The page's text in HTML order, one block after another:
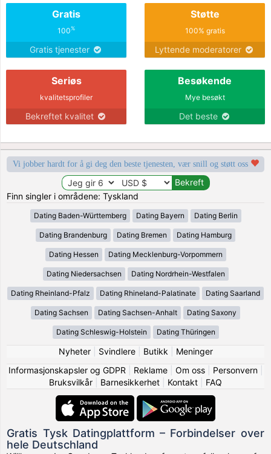
Gratis
100%
Gratis tjenester
Støtte
100% gratis
Lyttende moderatorer
Seriøs
kvalitetsprofiler
Bekreftet kvalitet
Besøkende
Mye besøkt
Det beste
Vi jobber hardt for å gi deg den beste tjenesten, vær snill og støtt oss
Finn singler i områdene: Tyskland
Dating Baden-Württemberg Dating Bayern Dating Berlin
Dating Brandenburg Dating Bremen Dating Hamburg
Dating Hessen Dating Mecklenburg-Vorpommern
Dating Niedersachsen Dating Nordrhein-Westfalen
Dating Rheinland-Pfalz Dating Rhineland-Palatinate Dating Saarland
Dating Sachsen Dating Sachsen-Anhalt Dating Saxony
Dating Schleswig-Holstein Dating Thüringen
Nyheter| Svindlere| Butikk
Meninger
Informasjonskapsler og GDPR
Reklame| Om oss| Personvern|
Bruksvilkår
Barnesikkerhet Kontakt FAQ
Gratis Tysk Datingplattform – Forbindelser over
hele Deutschland